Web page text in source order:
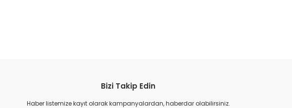
Bizi Takip Edin
Haber listemize kayıt olarak kampanyalardan, haberdar olabilirsiniz.